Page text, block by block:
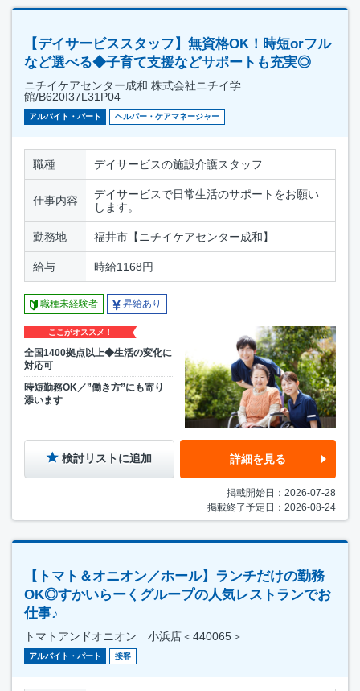
【デイサービススタッフ】無資格OK！時短orフル
など選べる◆子育て支援などサポートも充実◎
ニチイケアセンター成和 株式会社ニチイ学
館/B620I37L31P04
アルバイト・パート ヘルパー・ケアマネージャー
職種 デイサービスの施設介護スタッフ
仕事内容
デイサービスで日常生活のサポートをお願い
します。
勤務地 福井市【ニチイケアセンター成和】
給与 時給1168円
職種未経験者 昇給あり
ここがオススメ！
全国1400拠点以上◆生活の変化に
対応可
時短勤務OK／”働き方”にも寄り
添います
検討リストに追加 詳細を見る
掲載開始日：2026-07-28
掲載終了予定日：2026-08-24
【トマト＆オニオン／ホール】ランチだけの勤務
OK◎すかいらーくグループの人気レストランでお
仕事♪
トマトアンドオニオン 小浜店＜440065＞
アルバイト・パート 接客